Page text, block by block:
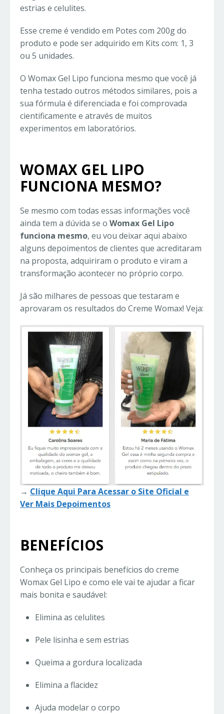
estrias e celulites.
Esse creme é vendido em Potes com 200g do
produto e pode ser adquirido em Kits com: 1, 3
ou 5 unidades.
O Womax Gel Lipo funciona mesmo que você já
tenha testado outros métodos similares, pois a
sua fórmula é diferenciada e foi comprovada
cientificamente e através de muitos
experimentos em laboratórios.
WOMAX GEL LIPO
FUNCIONA MESMO?
Se mesmo com todas essas informações você
ainda tem a dúvida se o Womax Gel Lipo
funciona mesmo, eu vou deixar aqui abaixo
alguns depoimentos de clientes que acreditaram
na proposta, adquiriram o produto e viram a
transformação acontecer no próprio corpo.
Já são milhares de pessoas que testaram e
aprovaram os resultados do Creme Womax! Veja:
→ Clique Aqui Para Acessar o Site Oficial e
Ver Mais Depoimentos
BENEFÍCIOS
Conheça os principais benefícios do creme
Womax Gel Lipo e como ele vai te ajudar a ficar
mais bonita e saudável:
Elimina as celulites
Pele lisinha e sem estrias
Queima a gordura localizada
Elimina a flacidez
Ajuda modelar o corpo